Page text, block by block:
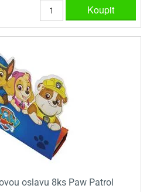
Koupit
oslavu 8ks Paw Patrol